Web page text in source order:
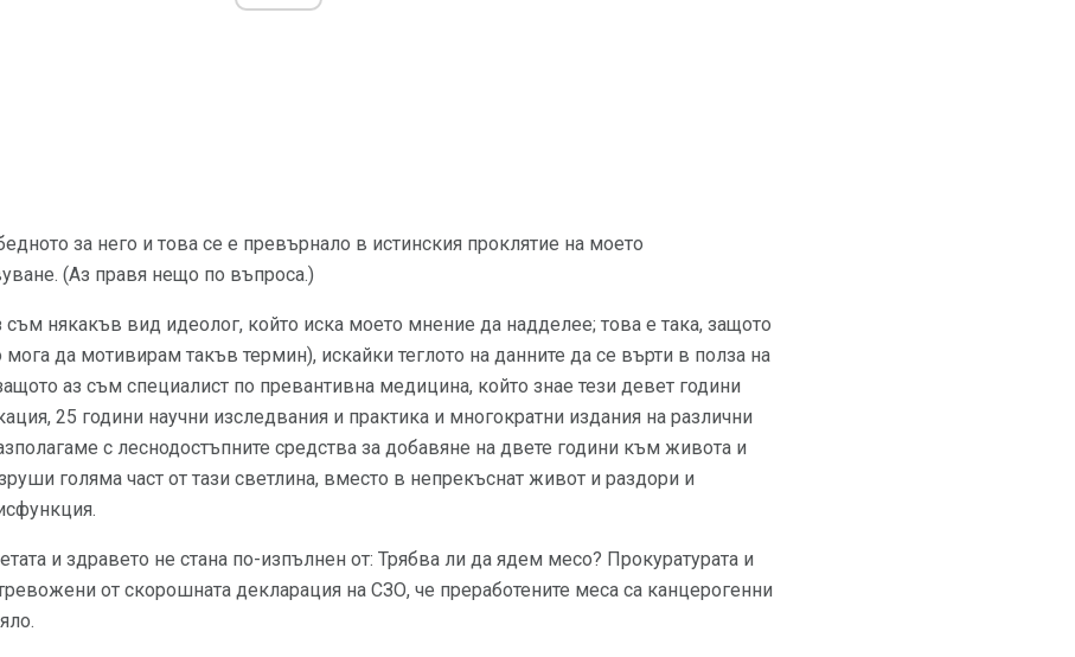
за него и това се е превърнало в истинския проклятие на моето
(Аз правя нещо по въпроса.)
съм някакъв вид идеолог, който иска моето мнение да надделее; това е така, защото
мога да мотивирам такъв термин), искайки теглото на данните да се върти в полза на
аз съм специалист по превантивна медицина, който знае тези девет години
25 години научни изследвания и практика и многократни издания на различни
с леснодостъпните средства за добавяне на двете години към живота и
голяма част от тази светлина, вместо в непрекъснат живот и раздори и
и здравето не стана по-изпълнен от: Трябва ли да ядем месо? Прокуратурата и
от скорошната декларация на СЗО, че преработените меса са канцерогенни